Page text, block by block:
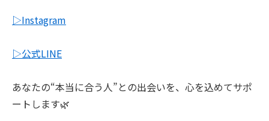
▷Instagram
▷公式LINE
あなたの“本当に合う人”との出会いを、心を込めてサポ
ートします🌿